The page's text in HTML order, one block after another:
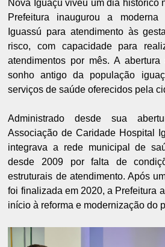
Nova Iguaçu viveu um dia histórico
Prefeitura inaugurou a moderna
Iguassú para atendimento às
risco, com capacidade para
atendimentos por mês. A
sonho antigo da população
serviços de saúde oferecidos pela
Administrado desde sua
Associação de Caridade Hospital
integrava a rede municipal de
desde 2009 por falta de
estruturais de atendimento. Após
foi finalizada em 2020, a Prefeitura
início à reforma e modernização do